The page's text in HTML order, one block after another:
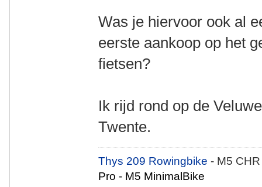
Was je hiervoor ook al
eerste aankoop op het
fietsen?
Ik rijd rond op de
Twente.
Thys 209 Rowingbike- M5
Pro - M5 MinimalBike